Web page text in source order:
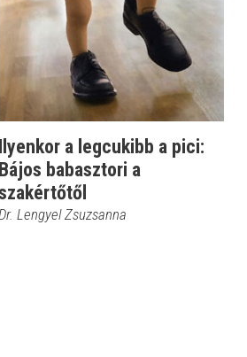
Ilyenkor a legcukibb a pici:
Bájos babasztori a
Lengyel Zsuzsanna